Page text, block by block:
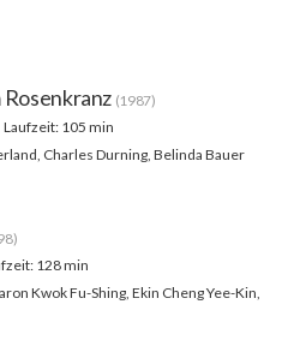
(1987)
Laufzeit: 105 min
Charles Durning, Belinda Bauer
128 min
Kwok Fu-Shing, Ekin Cheng Yee-Kin,